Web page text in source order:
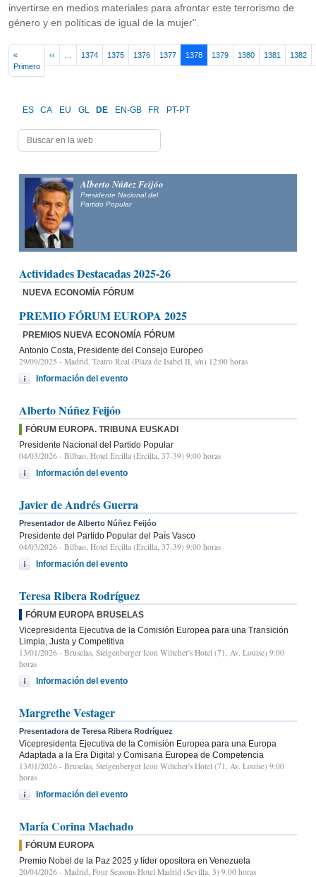
invertirse en medios materiales para afrontar este terrorismo de
género y en políticas de igual de la mujer".
«
PrimeroFirst page
‹‹ Previous page
1374 1375 1376 1377 1378 1379 1380 1381 1382
ES CA EU GL DE EN-GB FR PT-PT
Alberto Núñez Feijóo
Presidente Nacional del
Partido Popular
Actividades Destacadas 2025-26
NUEVA ECONOMÍA FÓRUM
PREMIO FÓRUM EUROPA 2025
PREMIOS NUEVA ECONOMÍA FÓRUM
Antonio Costa, Presidente del Consejo Europeo
29/09/2025 - Madrid, Teatro Real (Plaza de Isabel II, s/n) 12:00 horas
Información del evento
Alberto Núñez Feijóo
FÓRUM EUROPA. TRIBUNA EUSKADI
Presidente Nacional del Partido Popular
04/03/2026 - Bilbao, Hotel Ercilla (Ercilla, 37-39) 9:00 horas
Información del evento
Javier de Andrés Guerra
Presentador de Alberto Núñez Feijóo
Presidente del Partido Popular del País Vasco
04/03/2026 - Bilbao, Hotel Ercilla (Ercilla, 37-39) 9:00 horas
Información del evento
Teresa Ribera Rodríguez
FÓRUM EUROPA BRUSELAS
Vicepresidenta Ejecutiva de la Comisión Europea para una Transición
Limpia, Justa y Competitiva
13/01/2026 - Bruselas, Steigenberger Icon Wiltcher's Hotel (71, Av. Louise) 9:00
horas
Información del evento
Margrethe Vestager
Presentadora de Teresa Ribera Rodríguez
Vicepresidenta Ejecutiva de la Comisión Europea para una Europa
Adaptada a la Era Digital y Comisaria Europea de Competencia
13/01/2026 - Bruselas, Steigenberger Icon Wiltcher's Hotel (71, Av. Louise) 9:00
horas
Información del evento
María Corina Machado
FÓRUM EUROPA
Premio Nobel de la Paz 2025 y líder opositora en Venezuela
20/04/2026 - Madrid, Four Seasons Hotel Madrid (Sevilla, 3) 9.00 horas